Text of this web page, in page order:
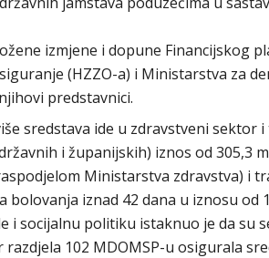
izmjene i dopune Financijskog
(HZZO-a) i Ministarstva za
predstavnici.
sredstava ide u zdravstveni sektor
i županijskih) iznos od 305,3
Ministarstva zdravstva) i
iznad 42 dana u iznosu od
i socijalnu politiku istaknuo je da su
102 MDOMSP-u osigurala